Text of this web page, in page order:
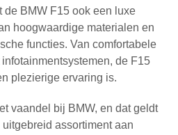
de BMW F15 ook een luxe
hoogwaardige materialen en
functies. Van comfortabele
de F15
plezierige ervaring is.
vaandel bij BMW, en dat geldt
assortiment aan